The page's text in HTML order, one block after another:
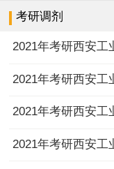
考研调剂